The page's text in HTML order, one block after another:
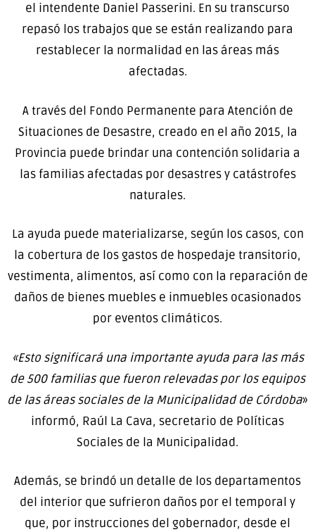
el intendente Daniel Passerini. En su transcurso
repasó los trabajos que se están realizando para
restablecer la normalidad en las áreas más
afectadas.
A través del Fondo Permanente para Atención de
Situaciones de Desastre, creado en el año 2015, la
Provincia puede brindar una contención solidaria a
las familias afectadas por desastres y catástrofes
naturales.
La ayuda puede materializarse, según los casos, con
la cobertura de los gastos de hospedaje transitorio,
vestimenta, alimentos, así como con la reparación de
daños de bienes muebles e inmuebles ocasionados
por eventos climáticos.
«Esto significará una importante ayuda para las más
de 500 familias que fueron relevadas por los equipos
de las áreas sociales de la Municipalidad de Córdoba»
informó, Raúl La Cava, secretario de Políticas
Sociales de la Municipalidad.
Además, se brindó un detalle de los departamentos
del interior que sufrieron daños por el temporal y
que, por instrucciones del gobernador, desde el